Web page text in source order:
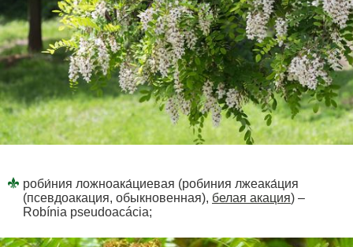
роби́ния ложноака́циевая (робиния лжеака́ция
(псевдоакация, обыкновенная), белая акация) –
Robínia pseudoacácia;